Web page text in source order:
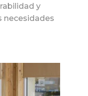
y
necesidades